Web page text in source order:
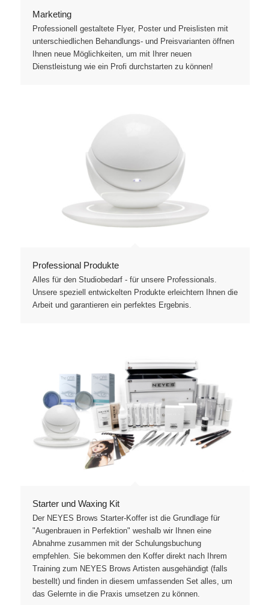
Marketing
Professionell gestaltete Flyer, Poster und Preislisten mit
unterschiedlichen Behandlungs- und Preisvarianten öffnen
Ihnen neue Möglichkeiten, um mit Ihrer neuen
Dienstleistung wie ein Profi durchstarten zu können!
Professional Produkte
Alles für den Studiobedarf - für unsere Professionals.
Unsere speziell entwickelten Produkte erleichtern Ihnen die
Arbeit und garantieren ein perfektes Ergebnis.
Starter und Waxing Kit
Der NEYES Brows Starter-Koffer ist die Grundlage für
"Augenbrauen in Perfektion" weshalb wir Ihnen eine
Abnahme zusammen mit der Schulungsbuchung
empfehlen. Sie bekommen den Koffer direkt nach Ihrem
Training zum NEYES Brows Artisten ausgehändigt (falls
bestellt) und finden in diesem umfassenden Set alles, um
das Gelernte in die Praxis umsetzen zu können.